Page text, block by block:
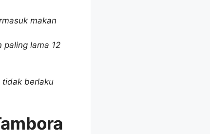
makan
lama 12
tidak berlaku